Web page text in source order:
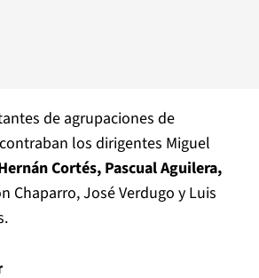
de agrupaciones de
los dirigentes Miguel
Cortés, Pascual Aguilera,
Chaparro, José Verdugo y Luis